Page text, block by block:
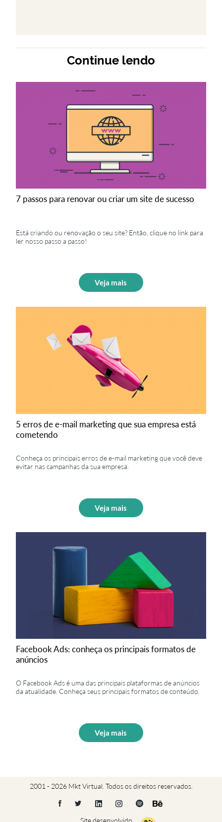
Continue lendo
7 passos para renovar ou criar um site de sucesso
Está criando ou renovação o seu site? Então, clique no link para
ler nosso passo a passo!
Veja mais
5 erros de e-mail marketing que sua empresa está
cometendo
Conheça os principais erros de e-mail marketing que você deve
evitar nas campanhas da sua empresa.
Veja mais
Facebook Ads: conheça os principais formatos de
anúncios
O Facebook Ads é uma das principais plataformas de anúncios
da atualidade. Conheça seus principais formatos de conteúdo.
Veja mais
2001 - 2026 Mkt Virtual. Todos os direitos reservados.
Site desenvolvido